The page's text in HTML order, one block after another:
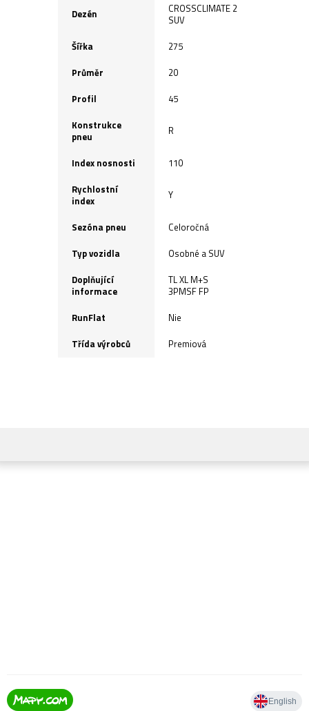
Dezén
CROSSCLIMATE 2
SUV
Šířka
275
Průměr
20
Profil
45
Konstrukce
pneu
R
Index nosnosti
110
Rychlostní
index
Y
Sezóna pneu
Celoročná
Typ vozidla
Osobné a SUV
Doplňující
informace
TL XL M+S
3PMSF FP
RunFlat
Nie
Třída výrobců
Premiová